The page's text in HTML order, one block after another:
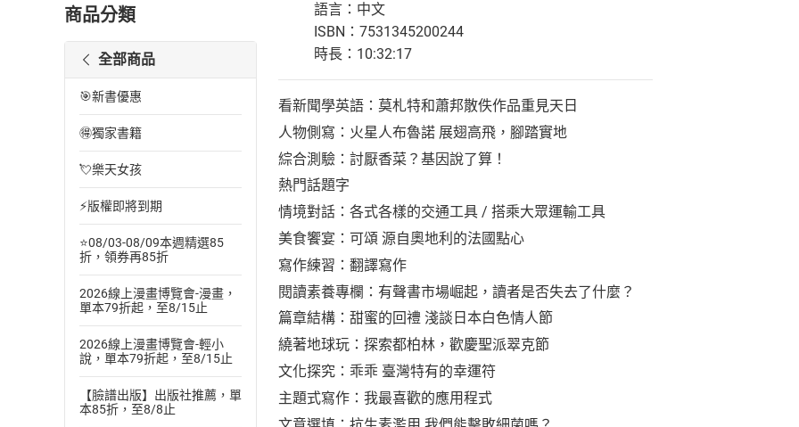
商品分類
全部商品
🎯新書優惠
🉐獨家書籍
💘樂天女孩
⚡版權即將到期
⭐08/03-08/09本週精選85
折，領券再85折
2026線上漫畫博覽會-漫畫，
單本79折起，至8/15止
2026線上漫畫博覽會-輕小
說，單本79折起，至8/15止
【臉譜出版】出版社推薦，單
本85折，至8/8止
語言：中文
ISBN：7531345200244
時長：10:32:17
看新聞學英語：莫札特和蕭邦散佚作品重見天日
人物側寫：火星人布魯諾 展翅高飛，腳踏實地
綜合測驗：討厭香菜？基因說了算！
熱門話題字
情境對話：各式各樣的交通工具 / 搭乘大眾運輸工具
美食饗宴：可頌 源自奧地利的法國點心
寫作練習：翻譯寫作
閱讀素養專欄：有聲書市場崛起，讀者是否失去了什麼？
篇章結構：甜蜜的回禮 淺談日本白色情人節
繞著地球玩：探索都柏林，歡慶聖派翠克節
文化探究：乖乖 臺灣特有的幸運符
主題式寫作：我最喜歡的應用程式